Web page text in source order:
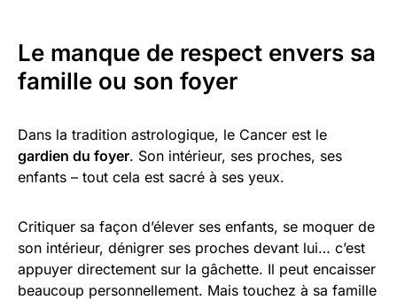
Le manque de respect envers sa
famille ou son foyer
Dans la tradition astrologique, le Cancer est le
gardien du foyer. Son intérieur, ses proches, ses
enfants – tout cela est sacré à ses yeux.
Critiquer sa façon d’élever ses enfants, se moquer de
son intérieur, dénigrer ses proches devant lui… c’est
appuyer directement sur la gâchette. Il peut encaisser
beaucoup personnellement. Mais touchez à sa famille